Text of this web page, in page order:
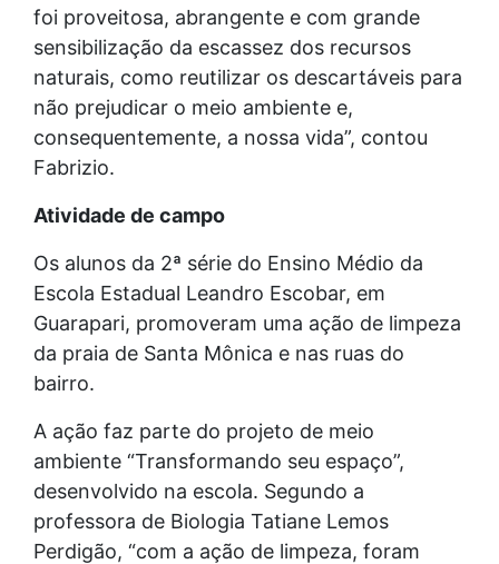
foi proveitosa, abrangente e com grande
sensibilização da escassez dos recursos
naturais, como reutilizar os descartáveis para
não prejudicar o meio ambiente e,
consequentemente, a nossa vida”, contou
Fabrizio.
Atividade de campo
Os alunos da 2ª série do Ensino Médio da
Escola Estadual Leandro Escobar, em
Guarapari, promoveram uma ação de limpeza
da praia de Santa Mônica e nas ruas do
bairro.
A ação faz parte do projeto de meio
ambiente “Transformando seu espaço”,
desenvolvido na escola. Segundo a
professora de Biologia Tatiane Lemos
Perdigão, “com a ação de limpeza, foram